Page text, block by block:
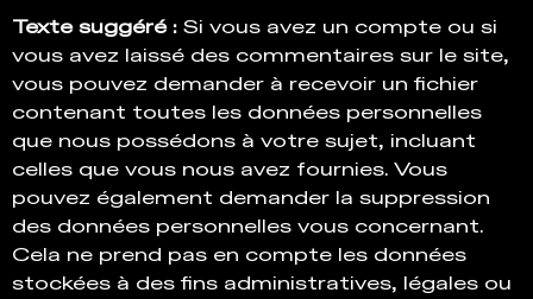
Texte suggéré : Si vous avez un compte ou si
vous avez laissé des commentaires sur le site,
vous pouvez demander à recevoir un fichier
contenant toutes les données personnelles
que nous possédons à votre sujet, incluant
celles que vous nous avez fournies. Vous
pouvez également demander la suppression
des données personnelles vous concernant.
Cela ne prend pas en compte les données
stockées à des fins administratives, légales ou